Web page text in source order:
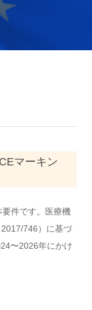
マーキン
件です。医療機
746）に基づ
〜2026年にかけ